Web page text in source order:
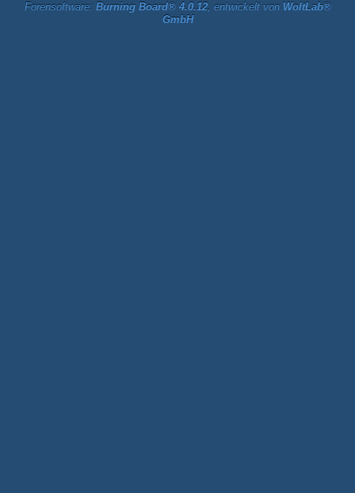
Forensoftware: Burning Board® 4.0.12, entwickelt von WoltLab®
GmbH